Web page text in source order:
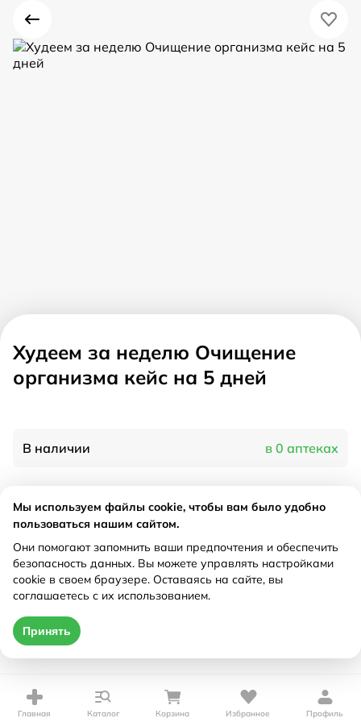
Худеем за неделю Очищение
организма кейс на 5 дней
В наличии в 0 аптеках
Характеристики
Рецепт
Не требуется
Главная Каталог Корзина Избранное Профиль
Мы используем файлы cookie, чтобы вам было удобно
пользоваться нашим сайтом.
Они помогают запомнить ваши предпочтения и обеспечить
безопасность данных. Вы можете управлять настройками
cookie в своем браузере. Оставаясь на сайте, вы
соглашаетесь с их использованием.
Принять